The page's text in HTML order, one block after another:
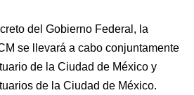
del Gobierno Federal, la
se llevará a cabo conjuntamente
de la Ciudad de México y
de la Ciudad de México.